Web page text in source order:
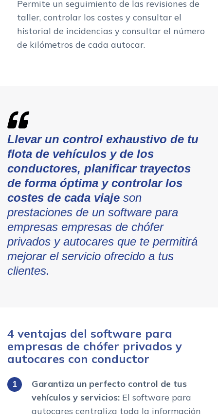
Permite un seguimiento de las revisiones de
taller, controlar los costes y consultar el
historial de incidencias y consultar el número
de kilómetros de cada autocar.
Llevar un control exhaustivo de tu
flota de vehículos y de los
conductores, planificar trayectos
de forma óptima y controlar los
costes de cada viaje son
prestaciones de un software para
empresas empresas de chófer
privados y autocares que te permitirá
mejorar el servicio ofrecido a tus
clientes.
4 ventajas del software para
empresas de chófer privados y
autocares con conductor
Garantiza un perfecto control de tus
vehículos y servicios: El software para
autocares centraliza toda la información